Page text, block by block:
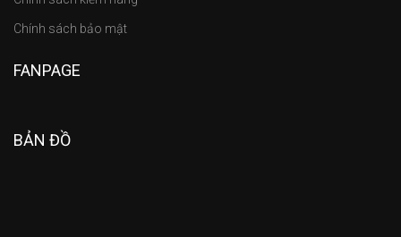
Chính sách bảo mật
FANPAGE
BẢN ĐỒ